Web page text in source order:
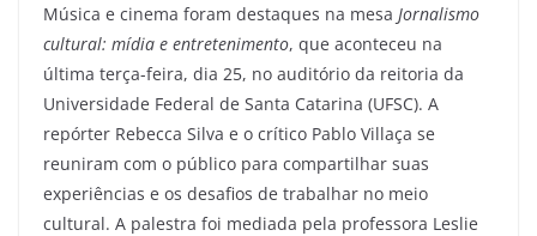
Música e cinema foram destaques na mesa Jornalismo
cultural: mídia e entretenimento, que aconteceu na
última terça-feira, dia 25, no auditório da reitoria da
Universidade Federal de Santa Catarina (UFSC). A
repórter Rebecca Silva e o crítico Pablo Villaça se
reuniram com o público para compartilhar suas
experiências e os desafios de trabalhar no meio
cultural. A palestra foi mediada pela professora Leslie